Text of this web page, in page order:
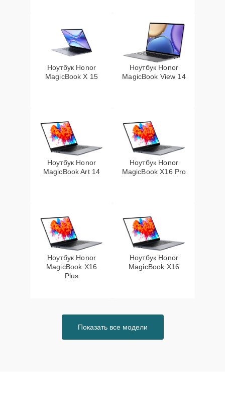
Ноутбук Honor
MagicBook X 15
Ноутбук Honor
MagicBook View 14
Ноутбук Honor
MagicBook Art 14
Ноутбук Honor
MagicBook X16 Pro
Ноутбук Honor
MagicBook X16
Plus
Ноутбук Honor
MagicBook X16
Показать все модели